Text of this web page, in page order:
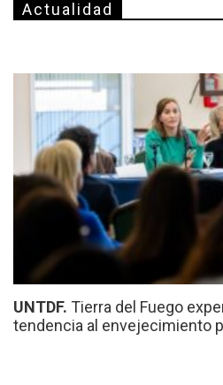
Actualidad
UNTDF. Tierra del Fuego
tendencia al envejecimiento